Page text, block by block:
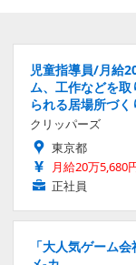
児童指導員/月給
ム、工作などを
られる居場所づく
クリッパーズ
東京都
月給20万5,680
正社員
「大人気ゲーム